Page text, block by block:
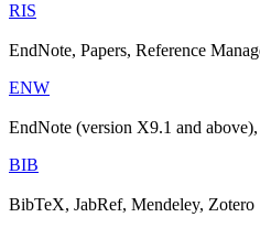
RIS
EndNote, Papers, Reference
ENW
EndNote (version X9.1 and
BIB
BibTeX, JabRef, Mendeley, Zotero